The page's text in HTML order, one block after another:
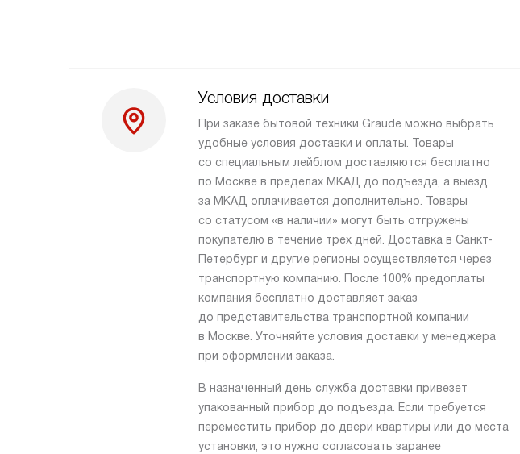
Условия доставки
При заказе бытовой техники Graude можно выбрать
удобные условия доставки и оплаты. Товары
со специальным лейблом доставляются бесплатно
по Москве в пределах МКАД до подъезда, а выезд
за МКАД оплачивается дополнительно. Товары
со статусом «в наличии» могут быть отгружены
покупателю в течение трех дней. Доставка в Санкт-
Петербург и другие регионы осуществляется через
транспортную компанию. После 100% предоплаты
компания бесплатно доставляет заказ
до представительства транспортной компании
в Москве. Уточняйте условия доставки у менеджера
при оформлении заказа.
В назначенный день служба доставки привезет
упакованный прибор до подъезда. Если требуется
переместить прибор до двери квартиры или до места
установки, это нужно согласовать заранее